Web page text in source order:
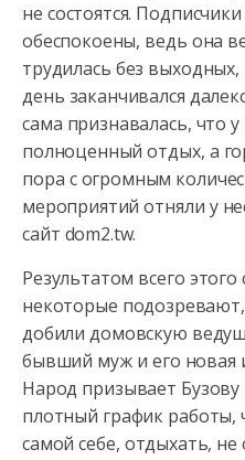
не состоятся.
обеспокоены, ведь она
трудилась без
день заканчивался
сама признавалась, что
полноценный отдых, а
пора с огромным
мероприятий отняли у
сайт dom2.tw.
Результатом всего этого
некоторые
добили домовскую
бывший муж и его новая
Народ призывает
плотный график работы,
самой себе, отдыхать, не